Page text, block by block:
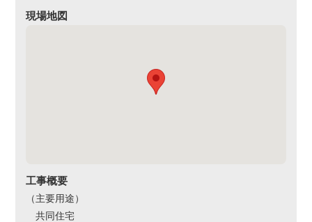
現場地図
工事概要
（主要用途）
共同住宅